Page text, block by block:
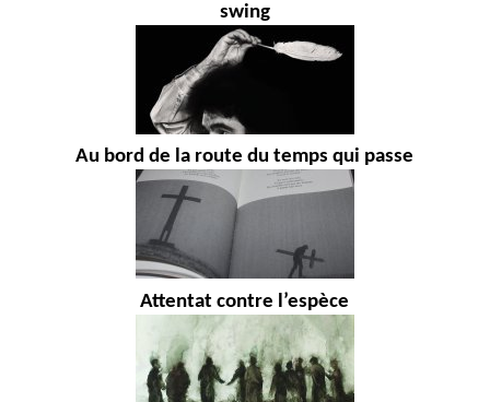
swing
Au bord de la route du temps qui passe
Attentat contre l’espèce